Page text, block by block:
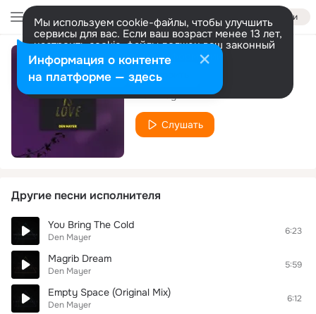
Войти
Мы используем cookie-файлы, чтобы улучшить
сервисы для вас. Если ваш возраст менее 13 лет,
настроить cookie-файлы должен ваш законный
представитель. Больше информации
Разрешить все Настроить
This Is Love
Den Mayer
Слушать
Другие песни исполнителя
You Bring The Cold
Den Mayer
6:23
Magrib Dream
Den Mayer
5:59
Empty Space (Original Mix)
Den Mayer
6:12
Информация о контенте
на платформе — здесь